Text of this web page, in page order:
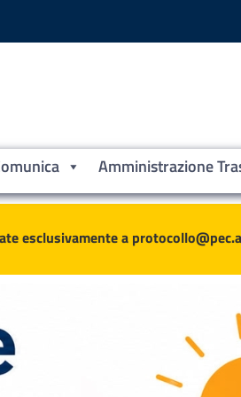
Amministrazione
esclusivamente a